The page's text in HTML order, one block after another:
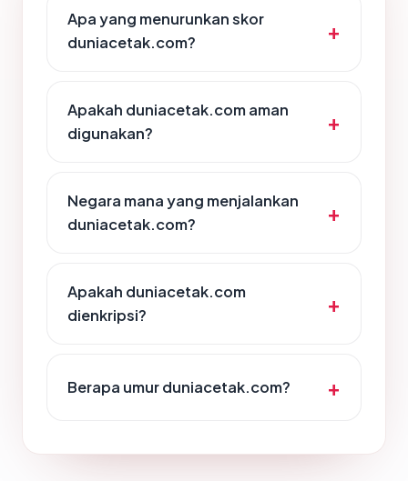
Apa yang menurunkan skor
duniacetak.com?
Apakah duniacetak.com aman
digunakan?
Negara mana yang menjalankan
duniacetak.com?
Apakah duniacetak.com
dienkripsi?
Berapa umur duniacetak.com?